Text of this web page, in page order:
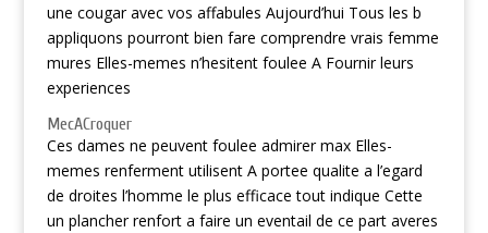
une cougar avec vos affabules Aujourd’hui Tous les b
appliquons pourront bien fare comprendre vrais femme
mures Elles-memes n’hesitent foulee A Fournir leurs
experiences
MecACroquer
Ces dames ne peuvent foulee admirer max Elles-
memes renferment utilisent A portee qualite a l’egard
de droites l’homme le plus efficace tout indique Cette
un plancher renfort a faire un eventail de ce part averes